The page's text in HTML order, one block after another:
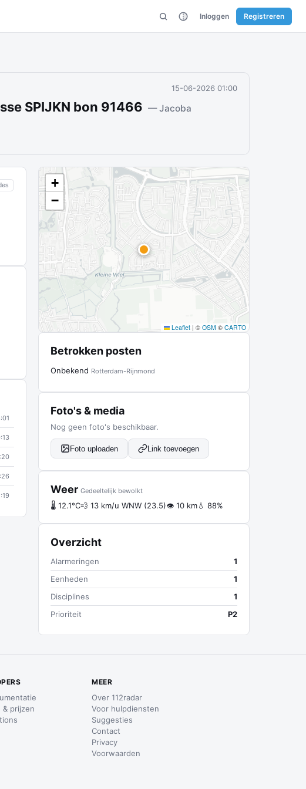
Inloggen Registreren
15-06-2026 01:00
SPIJKN bon 91466 — Jacoba
+
−
Leaflet | © OSM © CARTO
Betrokken posten
Onbekend Rotterdam-Rijnmond
Foto's & media
Nog geen foto's beschikbaar.
Foto uploaden Link toevoegen
Weer Gedeeltelijk bewolkt
🌡 12.1°C💨 13 km/u WNW (23.5)👁 10 km💧 88%
Overzicht
Alarmeringen
1
Eenheden
1
Disciplines
1
Prioriteit
P2
& prijzen
MEER
Over 112radar
Voor hulpdiensten
Suggesties
Contact
Privacy
Voorwaarden